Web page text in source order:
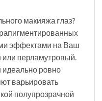
макияжа глаз?
эффектами на Ваш
перламутровый.
идеально ровно
варьировать
полупрозрачной